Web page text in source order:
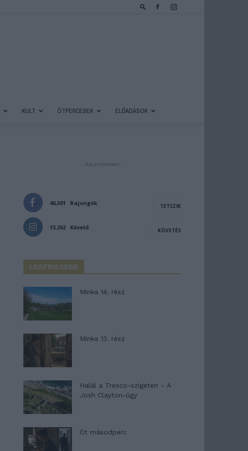
KULT ÖTPERCESEK ELŐADÁSOK
- Advertisement -
46,301 Rajongók TETSZIK
13,262 Követő KÖVETÉS
LEGFRISSEBB
Minka 14. rész
Minka 13. rész
Halál a Tresco-szigeten – A
Josh Clayton-ügy
Öt másodperc